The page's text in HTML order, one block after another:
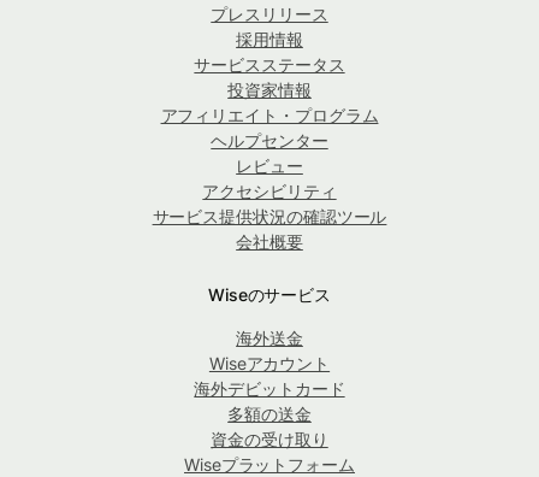
プレスリリース
採用情報
サービスステータス
投資家情報
アフィリエイト・プログラム
ヘルプセンター
レビュー
アクセシビリティ
サービス提供状況の確認ツール
会社概要
Wiseのサービス
海外送金
Wiseアカウント
海外デビットカード
多額の送金
資金の受け取り
Wiseプラットフォーム